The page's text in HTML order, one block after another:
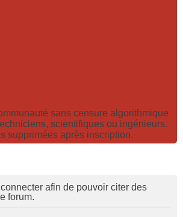
sans censure algorithmique
scientifiques ou ingénieurs.
supprimées après inscription.
afin de pouvoir citer des
forum.